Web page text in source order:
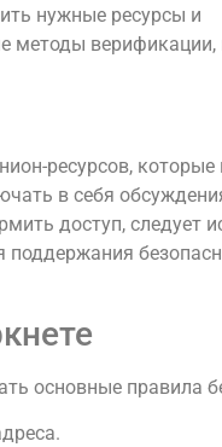
нужные ресурсы и
методы верификации,
ресурсов,
в себя
доступ, следует
основные правила